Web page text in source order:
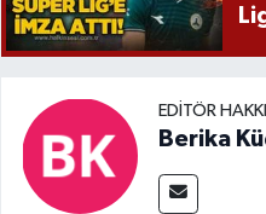
EDITÖR
Berika